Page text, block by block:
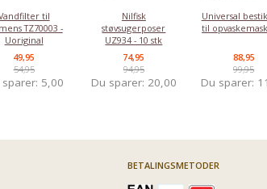
til
TZ70003 -
Uoriginal
49,95
54,95
sparer: 5,00
Nilfisk
støvsugerposer
UZ934 - 10 stk
74,95
94,95
Du sparer: 20,00
Universal
til
88,95
99,95
Du sparer:
BETALINGSMETODER